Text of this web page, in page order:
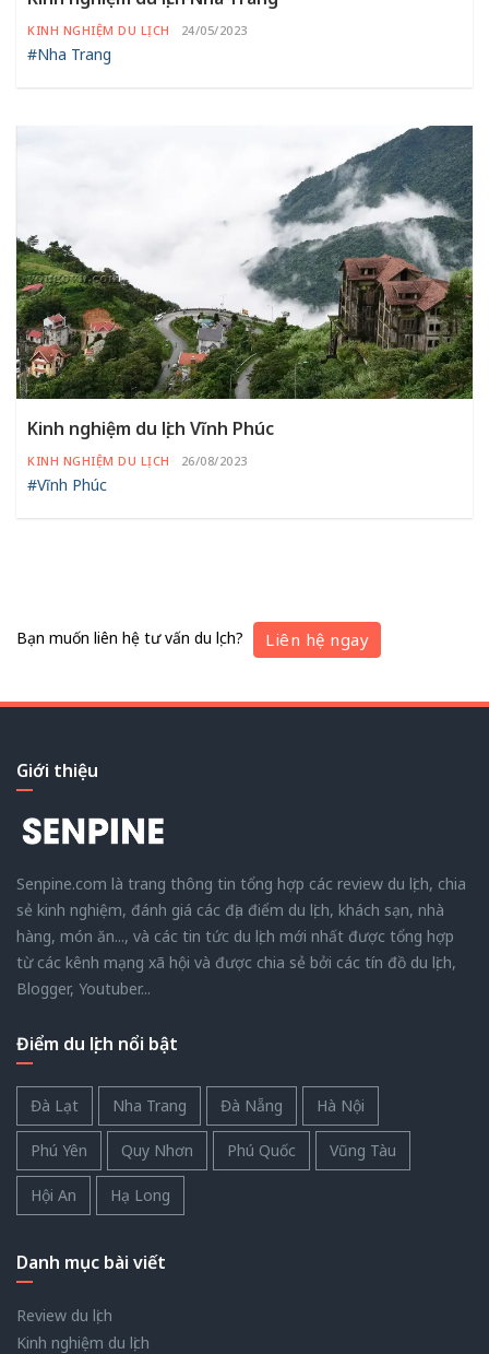
KINH NGHIỆM DU LỊCH 24/05/2023
#Nha Trang
Kinh nghiệm du lịch Vĩnh Phúc
KINH NGHIỆM DU LỊCH 26/08/2023
#Vĩnh Phúc
Bạn muốn liên hệ tư vấn du lịch? Liên hệ ngay
Giới thiệu
Senpine.com là trang thông tin tổng hợp các review du lịch, chia
sẻ kinh nghiệm, đánh giá các địa điểm du lịch, khách sạn, nhà
hàng, món ăn..., và các tin tức du lịch mới nhất được tổng hợp
từ các kênh mạng xã hội và được chia sẻ bởi các tín đồ du lịch,
Blogger, Youtuber...
Điểm du lịch nổi bật
Đà Lạt Nha Trang Đà Nẵng Hà Nội
Phú Yên Quy Nhơn Phú Quốc Vũng Tàu
Hội An Hạ Long
Danh mục bài viết
Review du lịch
Kinh nghiệm du lịch